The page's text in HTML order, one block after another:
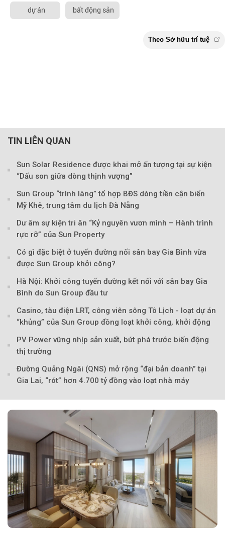
dự án bất động sản
TIN LIÊN QUAN
Sun Solar Residence được khai mở ấn tượng tại sự kiện
“Dấu son giữa dòng thịnh vượng”
Sun Group “trình làng” tổ hợp BĐS dòng tiền cận biển
Mỹ Khê, trung tâm du lịch Đà Nẵng
Dư âm sự kiện tri ân “Kỷ nguyên vươn mình – Hành trình
rực rỡ” của Sun Property
Có gì đặc biệt ở tuyến đường nối sân bay Gia Bình vừa
được Sun Group khởi công?
Hà Nội: Khởi công tuyến đường kết nối với sân bay Gia
Bình do Sun Group đầu tư
Casino, tàu điện LRT, công viên sông Tô Lịch - loạt dự án
“khủng” của Sun Group đồng loạt khởi công, khởi động
PV Power vững nhịp sản xuất, bứt phá trước biến động
thị trường
Đường Quảng Ngãi (QNS) mở rộng “đại bản doanh” tại
Gia Lai, “rót” hơn 4.700 tỷ đồng vào loạt nhà máy